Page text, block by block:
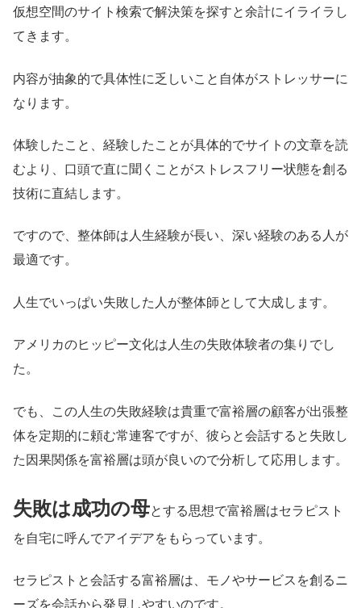
仮想空間のサイト検索で解決策を探すと余計にイライラし
てきます。
内容が抽象的で具体性に乏しいこと自体がストレッサーに
なります。
体験したこと、経験したことが具体的でサイトの文章を読
むより、口頭で直に聞くことがストレスフリー状態を創る
技術に直結します。
ですので、整体師は人生経験が長い、深い経験のある人が
最適です。
人生でいっぱい失敗した人が整体師として大成します。
アメリカのヒッピー文化は人生の失敗体験者の集りでし
た。
でも、この人生の失敗経験は貴重で富裕層の顧客が出張整
体を定期的に頼む常連客ですが、彼らと会話すると失敗し
た因果関係を富裕層は頭が良いので分析して応用します。
失敗は成功の母とする思想で富裕層はセラピスト
を自宅に呼んでアイデアをもらっています。
セラピストと会話する富裕層は、モノやサービスを創るニ
ーズを会話から発見しやすいのです。